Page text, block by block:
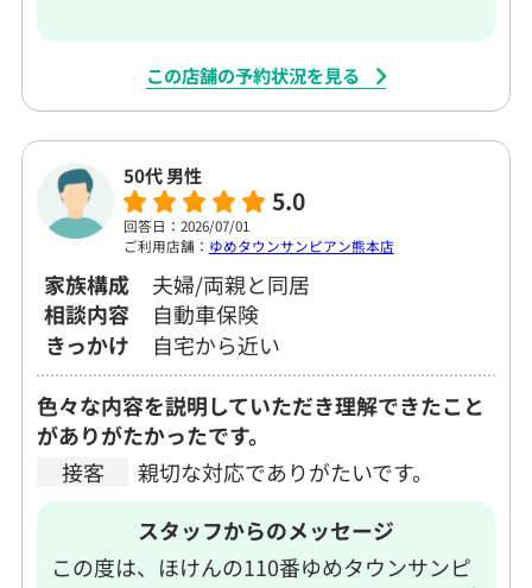
この店舗の予約状況を見る
50代 男性
5.0
回答日：2026/07/01
ご利用店舗： ゆめタウンサンピアン熊本店
家族構成
夫婦/両親と同居
相談内容
自動車保険
きっかけ
自宅から近い
色々な内容を説明していただき理解できたこと
がありがたかったです。
接客
親切な対応でありがたいです。
スタッフからのメッセージ
この度は、ほけんの110番ゆめタウンサンピ